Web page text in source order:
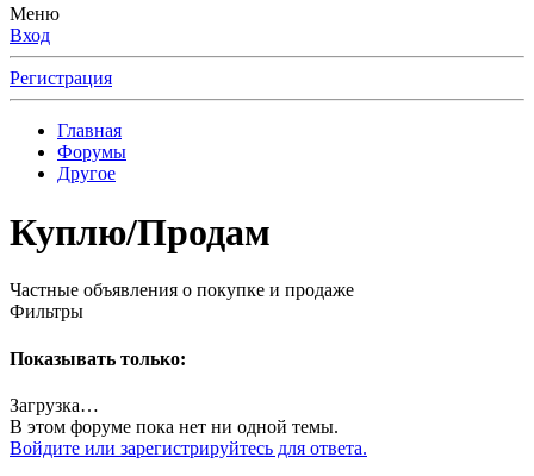
Меню
Вход
Регистрация
Главная
Форумы
Другое
Куплю/Продам
Частные объявления о покупке и продаже
Фильтры
Показывать только:
Загрузка…
В этом форуме пока нет ни одной темы.
Войдите или зарегистрируйтесь для ответа.